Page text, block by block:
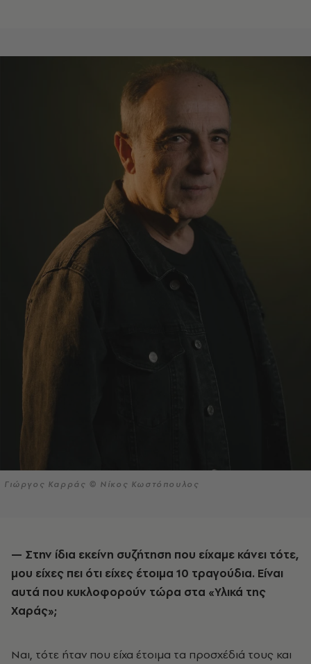
Γιώργος Καρράς © Νίκος Κωστόπουλος
— Στην ίδια εκείνη συζήτηση που είχαμε κάνει τότε,
μου είχες πει ότι είχες έτοιμα 10 τραγούδια. Είναι
αυτά που κυκλοφορούν τώρα στα «Υλικά της
Χαράς»;
Ναι, τότε ήταν που είχα έτοιμα τα προσχέδιά τους και